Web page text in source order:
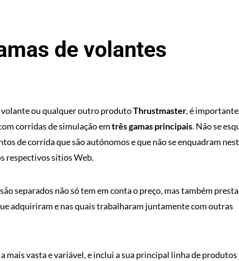
de volantes
ou qualquer outro produtoThrustmaster, é
corridas de simulação emtrês gamas principais. Não se
de corrida que são autónomos e que não se enquadram
respectivos sítios Web.
separados não só tem em conta o preço, mas também presta
adquiriram e nas quais trabalharam juntamente com outras
mais vasta e variável, e inclui a sua principal linha de produtos